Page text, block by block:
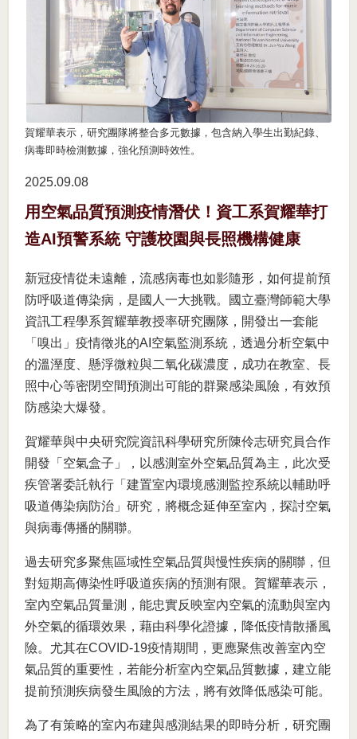
賀耀華表示，研究團隊將整合多元數據，包含納入學生出勤紀錄、
病毒即時檢測數據，強化預測時效性。
2025.09 08
用空氣品質預測疫情潛伏！資工系賀耀華打
造AI預警系統 守護校園與長照機構健康
新冠疫情從未遠離，流感病毒也如影隨形，如何提前預
防呼吸道傳染病，是國人一大挑戰。國立臺灣師範大學
資訊工程學系賀耀華教授率研究團隊，開發出一套能
「嗅出」疫情徵兆的AI空氣監測系統，透過分析空氣中
的溫溼度、懸浮微粒與二氧化碳濃度，成功在教室、長
照中心等密閉空間預測出可能的群聚感染風險，有效預
防感染大爆發。
賀耀華與中央研究院資訊科學研究所陳伶志研究員合作
開發「空氣盒子」，以感測室外空氣品質為主，此次受
疾管署委託執行「建置室內環境感測監控系統以輔助呼
吸道傳染病防治」研究，將概念延伸至室內，探討空氣
與病毒傳播的關聯。
過去研究多聚焦區域性空氣品質與慢性疾病的關聯，但
對短期高傳染性呼吸道疾病的預測有限。賀耀華表示，
室內空氣品質量測，能忠實反映室內空氣的流動與室內
外空氣的循環效果，藉由科學化證據，降低疫情散播風
險。尤其在COVID-19疫情期間，更應聚焦改善室內空
氣品質的重要性，若能分析室內空氣品質數據，建立能
提前預測疾病發生風險的方法，將有效降低感染可能。
為了有策略的室內布建與感測結果的即時分析，研究團